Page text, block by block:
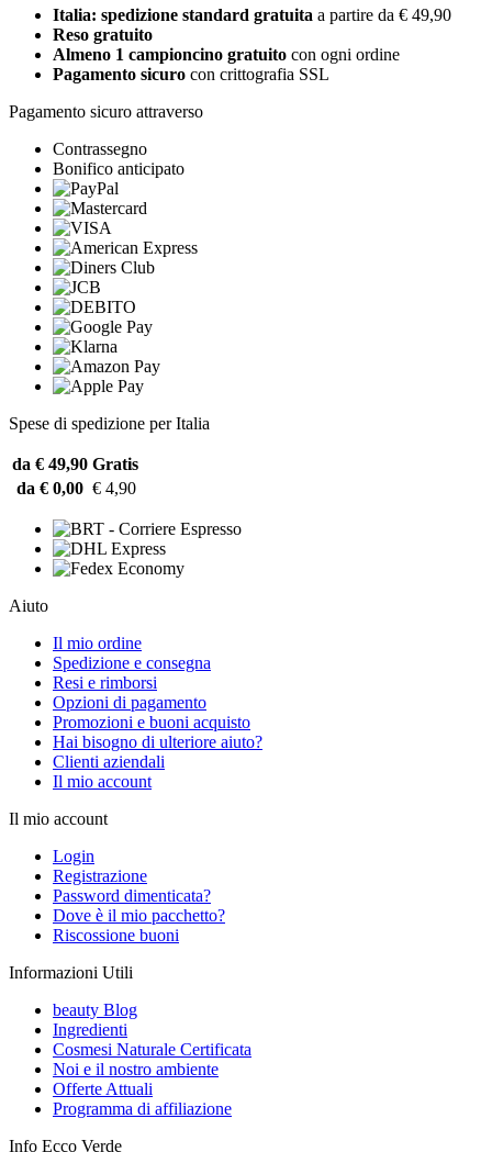
Italia: spedizione standard gratuita a partire da € 49,90
Reso gratuito
Almeno 1 campioncino gratuito con ogni ordine
Pagamento sicuro con crittografia SSL
Pagamento sicuro attraverso
Contrassegno
Bonifico anticipato
Spese di spedizione per Italia
da € 49,90 Gratis
da € 0,00 € 4,90
Aiuto
Il mio ordine
Spedizione e consegna
Resi e rimborsi
Opzioni di pagamento
Promozioni e buoni acquisto
Hai bisogno di ulteriore aiuto?
Clienti aziendali
Il mio account
Il mio account
Login
Registrazione
Password dimenticata?
Dove è il mio pacchetto?
Riscossione buoni
Informazioni Utili
beauty Blog
Ingredienti
Cosmesi Naturale Certificata
Noi e il nostro ambiente
Offerte Attuali
Programma di affiliazione
Info Ecco Verde